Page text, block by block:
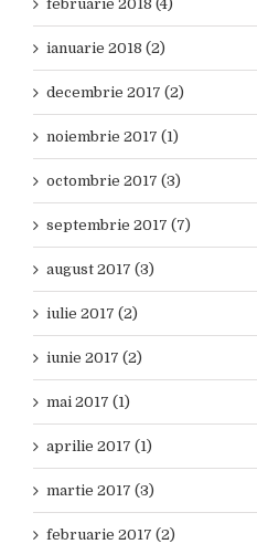
februarie 2018 (4)
ianuarie 2018 (2)
decembrie 2017 (2)
noiembrie 2017 (1)
octombrie 2017 (3)
septembrie 2017 (7)
august 2017 (3)
iulie 2017 (2)
iunie 2017 (2)
mai 2017 (1)
aprilie 2017 (1)
martie 2017 (3)
februarie 2017 (2)